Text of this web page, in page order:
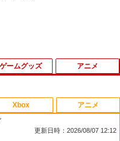
＋P10倍★要エントリー】
り寄せ】[ACC][Switch2]
Nintendo Swich 2(ニン
クカバー コントローラー
クキャップ PS4 コント
コントローラー / PS5 コ
ゲームグッズ
チコレクション
アニメ
用品】ミラベルと魔法だ
[DVDのみ]
更新日時：2026/08/07 12:12
Xbox アニメ